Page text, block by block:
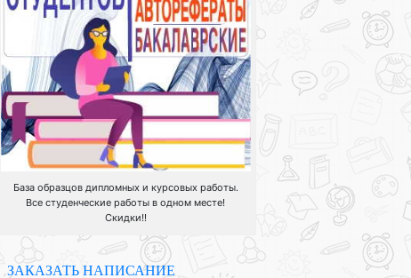
База образцов дипломных и курсовых работы.
Все студенческие работы в одном месте!
Скидки!!
ЗАКАЗАТЬ НАПИСАНИЕ